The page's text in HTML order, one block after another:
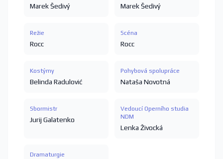
Marek Šedivý Marek Šedivý
Režie
Rocc
Scéna
Rocc
Kostýmy
Belinda Radulović
Pohybová spolupráce
Nataša Novotná
Sbormistr
Jurij Galatenko
Vedoucí Operního studia
NDM
Lenka Živocká
Dramaturgie